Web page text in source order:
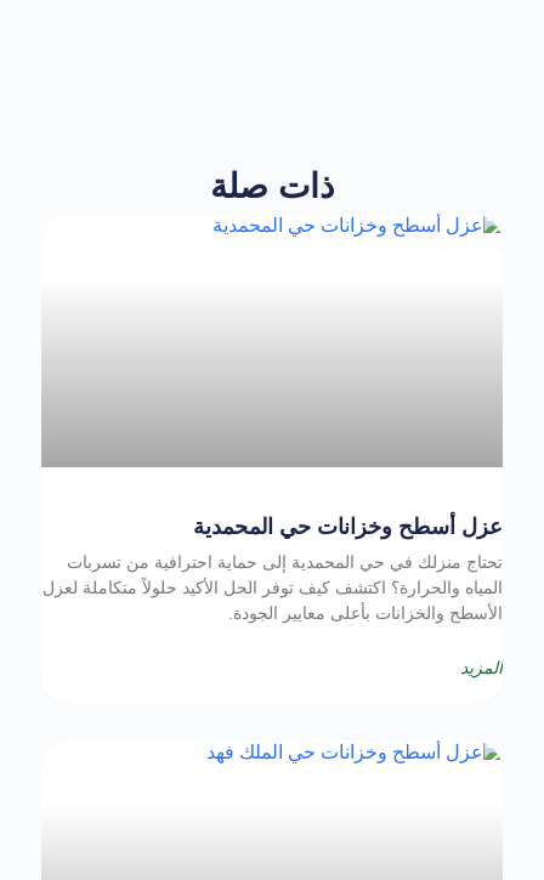
ذات صلة
عزل أسطح وخزانات حي المحمدية
تحتاج منزلك في حي المحمدية إلى حماية احترافية من تسربات
المياه والحرارة؟ اكتشف كيف توفر الحل الأكيد حلولاً متكاملة لعزل
الأسطح والخزانات بأعلى معايير الجودة.
المزيد